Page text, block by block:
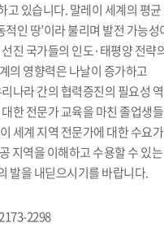
고 있습니다. 말레이 세계의 평균
인 땅’이라 불리며 발전 가능성
진 국가들의 인도·태평양 전략
의 영향력은 나날이 증가하고
나라 간의 협력증진의 필요성
한 전문가 교육을 마친 졸업생
세계 지역 전문가에 대한 수요가
지역을 이해하고 수용할 수 있는
발을 내딛으시기를 바랍니다.
2298